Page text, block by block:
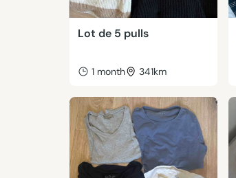
Lot de 5 pulls
1 month 341km